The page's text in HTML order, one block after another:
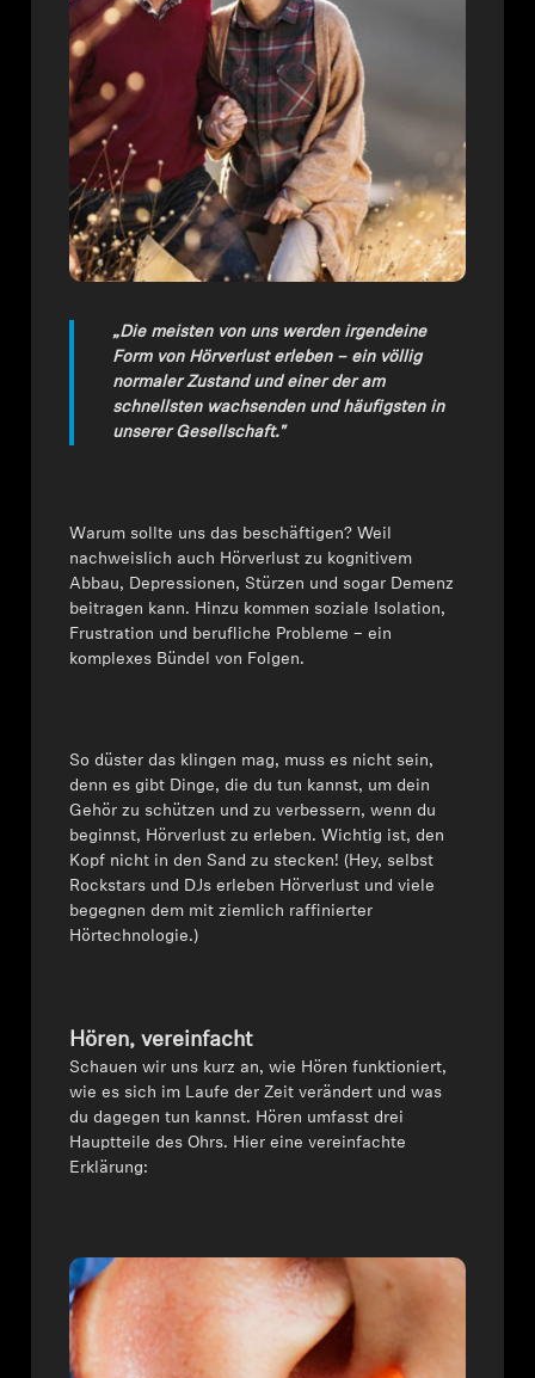
Soundbars
AMBEO Soundbars und Subs
AMBEO entdecken
AMBEO Ersatzteile & Zubehör
Über uns
Innovationen
Support
Professionell
„Die meisten von uns werden irgendeine
Form von Hörverlust erleben – ein völlig
normaler Zustand und einer der am
schnellsten wachsenden und häufigsten in
unserer Gesellschaft."
Warum sollte uns das beschäftigen? Weil
nachweislich auch Hörverlust zu kognitivem
Abbau, Depressionen, Stürzen und sogar Demenz
beitragen kann. Hinzu kommen soziale Isolation,
Frustration und berufliche Probleme – ein
komplexes Bündel von Folgen.
So düster das klingen mag, muss es nicht sein,
denn es gibt Dinge, die du tun kannst, um dein
Gehör zu schützen und zu verbessern, wenn du
beginnst, Hörverlust zu erleben. Wichtig ist, den
Kopf nicht in den Sand zu stecken! (Hey, selbst
Rockstars und DJs erleben Hörverlust und viele
begegnen dem mit ziemlich raffinierter
Hörtechnologie.)
Hören, vereinfacht
Schauen wir uns kurz an, wie Hören funktioniert,
wie es sich im Laufe der Zeit verändert und was
du dagegen tun kannst. Hören umfasst drei
Hauptteile des Ohrs. Hier eine vereinfachte
Erklärung: